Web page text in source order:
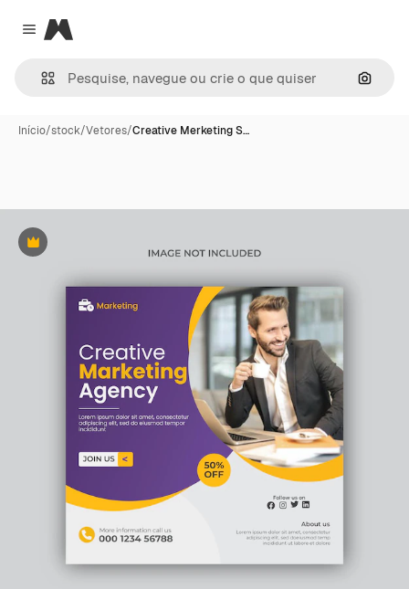
Close menu
Magnific
Início/stock/Vetores/Creative Merketing S…
Premium